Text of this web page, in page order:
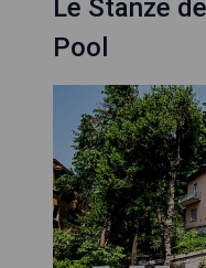
Le Stanze
Pool